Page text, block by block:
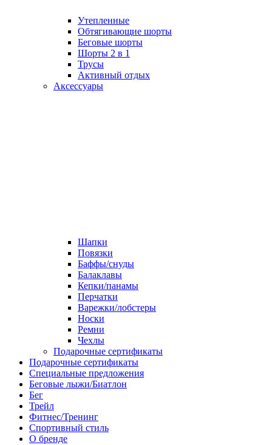
Утепленные
Обтягивающие шорты
Беговые шорты
Шорты 2 в 1
Трусы
Активный отдых
Аксессуары
Шапки
Повязки
Баффы/снуды
Балаклавы
Кепки/панамы
Перчатки
Варежки/лобстеры
Носки
Ремни
Чехлы
Подарочные сертификаты
Подарочные сертификаты
Специальные предложения
Беговые лыжи/Биатлон
Бег
Трейл
Фитнес/Тренинг
Спортивный стиль
О бренде